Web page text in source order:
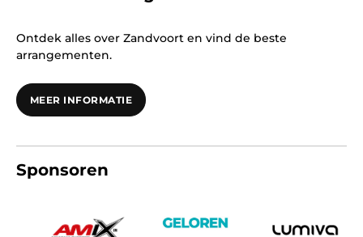
Ontdek alles over Zandvoort en vind de beste
arrangementen.
MEER INFORMATIE
Sponsoren